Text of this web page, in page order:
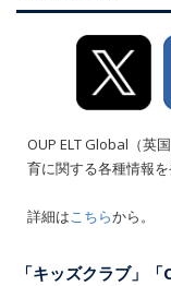
OUP ELT Global（英
育に関する各種情報を
詳細は こちらから。
「キッズクラブ」